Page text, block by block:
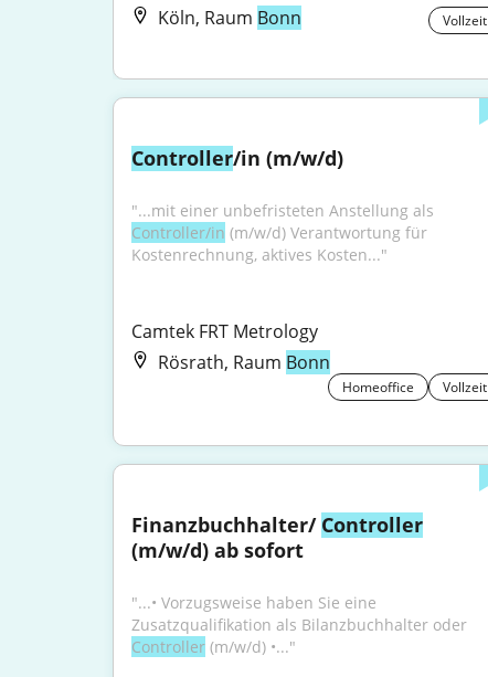
Köln, Raum Bonn Vollzeit
Controller/in (m/w/d)
Controller/in (m/w/d) Verantwortung für
Kostenrechnung, aktives Kosten..."
Camtek FRT Metrology
Rösrath, Raum Bonn
Homeoffice Vollzeit
Finanzbuchhalter/ Controller
(m/w/d) ab sofort
"...• Vorzugsweise haben Sie eine
Controller (m/w/d) •..."